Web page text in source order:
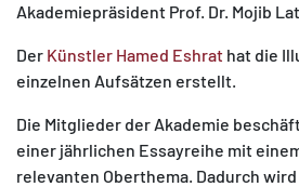
Akademiepräsident Prof. Dr. Mojib
Der Künstler Hamed Eshrat hat die
einzelnen Aufsätzen erstellt.
Die Mitglieder der Akademie
einer jährlichen Essayreihe mit
relevanten Oberthema. Dadurch